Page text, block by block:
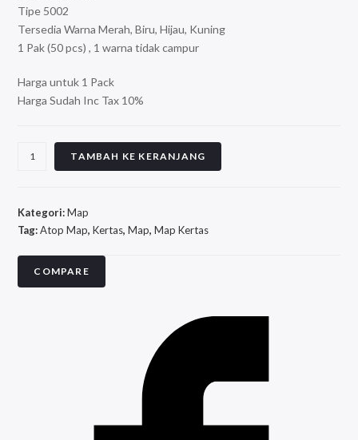
Tipe 5002
Tersedia Warna Merah, Biru, Hijau, Kuning
1 Pak (50 pcs) , 1 warna tidak campur
Harga untuk 1 Pack
Harga Sudah Inc Tax 10%
TAMBAH KE KERANJANG
Kategori:Map
Tag:Atop Map,Kertas,Map,Map Kertas
COMPARE